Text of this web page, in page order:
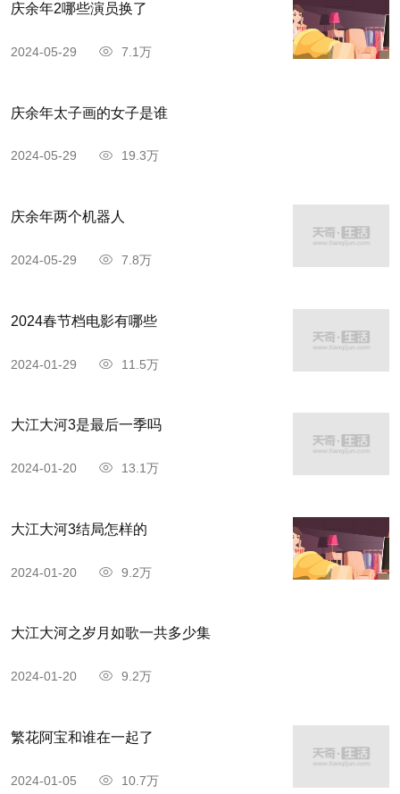
庆余年2哪些演员换了
2024-05-29 7.1万
庆余年太子画的女子是谁
2024-05-29 19.3万
庆余年两个机器人
2024-05-29 7.8万
2024春节档电影有哪些
2024-01-29 11.5万
大江大河3是最后一季吗
2024-01-20 13.1万
大江大河3结局怎样的
2024-01-20 9.2万
大江大河之岁月如歌一共多少集
2024-01-20 9.2万
繁花阿宝和谁在一起了
2024-01-05 10.7万